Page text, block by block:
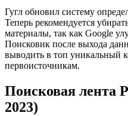
Гугл обновил систему
Теперь рекомендуется
материалы, так как Google
Поисковик после выхода
выводить в топ уникальный
первоисточникам.
Поисковая лента
2023)